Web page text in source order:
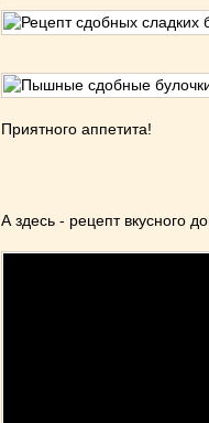
Приятного аппетита!
А здесь - рецепт вкусного